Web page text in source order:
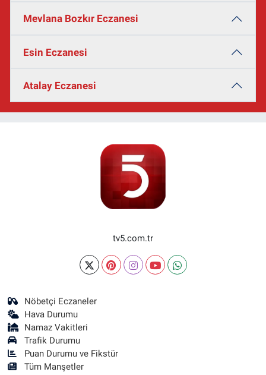
Mevlana Bozkır Eczanesi
Esin Eczanesi
Atalay Eczanesi
tv5.com.tr
Nöbetçi Eczaneler
Hava Durumu
Namaz Vakitleri
Trafik Durumu
Puan Durumu ve Fikstür
Tüm Manşetler